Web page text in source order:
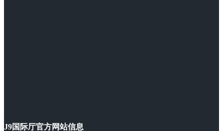
J9国际厅官方网站信息